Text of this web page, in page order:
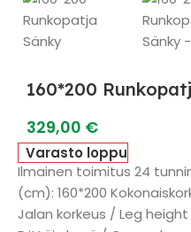
160*200
329,00 €
Varasto loppu
Ilmainen toimitus 24
(cm): 160*200
Jalan korkeus / Leg